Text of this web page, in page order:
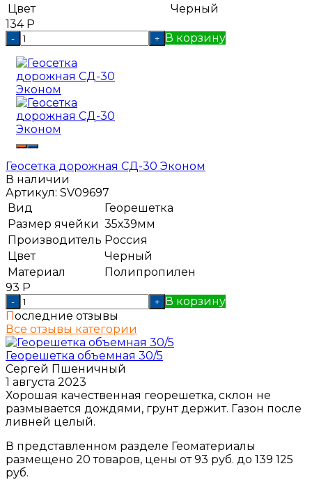
Цвет
Черный
134 Р
- + В корзину
Геосетка дорожная СД-30 Эконом
В наличии
Артикул: SV09697
Вид
Георешетка
Размер ячейки 35х39мм
Производитель Россия
Цвет
Черный
Материал
Полипропилен
93 Р
- + В корзину
Последние отзывы
Все отзывы категории
Георешетка объемная 30/5
Сергей Пшеничный
1 августа 2023
Хорошая качественная георешетка, склон не
размывается дождями, грунт держит. Газон после
ливней целый.
В представленном разделе Геоматериалы
размещено 20 товаров, цены от 93 руб. до 139 125
руб.